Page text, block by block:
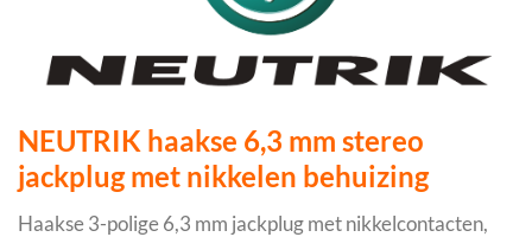
NEUTRIK haakse 6,3 mm stereo
jackplug met nikkelen behuizing
Haakse 3-polige 6,3 mm jackplug met nikkelcontacten,